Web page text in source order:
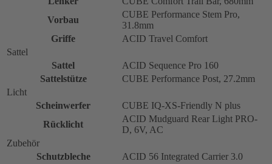
Vorbau
CUBE Performance Stem Pro,
31.8mm
Griffe
ACID Travel Comfort
Sattel
Sattel
ACID Sequence Pro 160
Sattelstütze
CUBE Performance Post, 27.2mm
Licht
Scheinwerfer
CUBE IQ-XS-Friendly N plus
Rücklicht
ACID Mudguard Rear Light PRO-
D, 6V, AC
Zubehör
Schutzbleche
ACID 56 Integrated Carrier 3.0